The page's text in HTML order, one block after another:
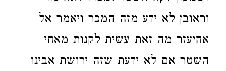
וראובן לא ידע מזה המכר ויאמר אל
אחיעזר מה זאת עשית לקנות מאחי
השטר אם לא ידעת שזה ירושת אבינו